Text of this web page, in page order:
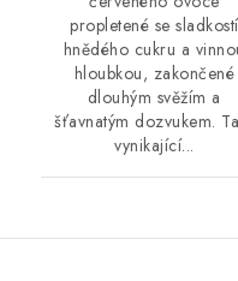
propletené se sladkostí
hnědého cukru a
hloubkou, zakončené
dlouhým svěžím a
šťavnatým dozvukem.
vynikající...